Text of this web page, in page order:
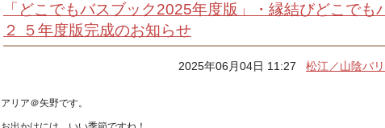
「どこでもバスブック2025年度版」・縁結びどこで
２ ５年度版完成のお知らせ
2025年06月04日 11:27松江／山陰バ